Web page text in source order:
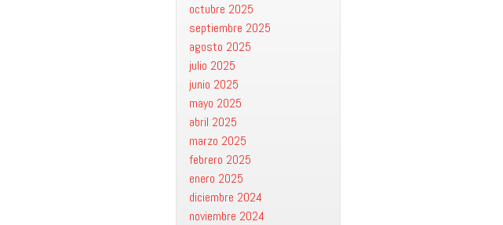
octubre 2025
septiembre 2025
agosto 2025
julio 2025
junio 2025
mayo 2025
abril 2025
marzo 2025
febrero 2025
enero 2025
diciembre 2024
noviembre 2024